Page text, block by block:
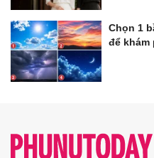
Chọn 1
để khám